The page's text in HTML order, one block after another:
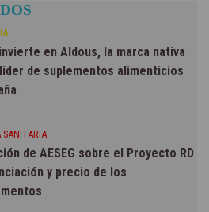
en Aldous, la marca nativa
de suplementos alimenticios
SANITARIA
de AESEG sobre el Proyecto RD
y precio de los